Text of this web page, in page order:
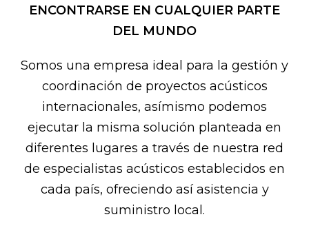
ENCONTRARSE EN CUALQUIER PARTE
DEL MUNDO
Somos una empresa ideal para la gestión y
coordinación de proyectos acústicos
internacionales, asímismo podemos
ejecutar la misma solución planteada en
diferentes lugares a través de nuestra red
de especialistas acústicos establecidos en
cada país, ofreciendo así asistencia y
suministro local.